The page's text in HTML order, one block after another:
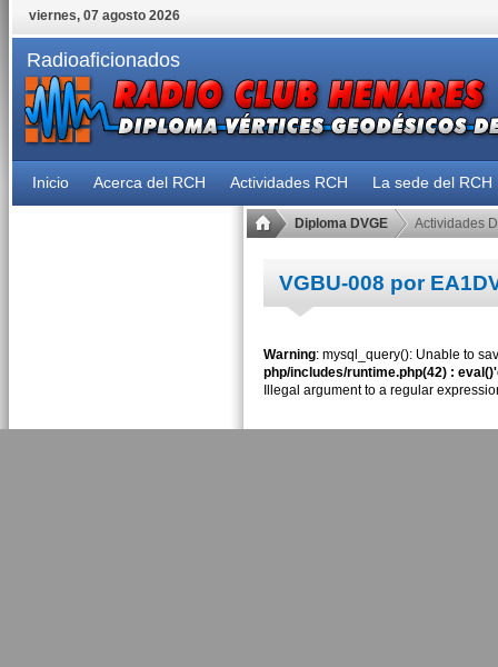
viernes, 07 agosto 2026
Radioaficionados
Inicio Acerca del RCH Actividades RCH La sede del RCH
Diploma DVGE Actividades
VGBU-008 por
Warning: mysql_query(): Unable to
php/includes/runtime.php(42) :
Illegal argument to a regular